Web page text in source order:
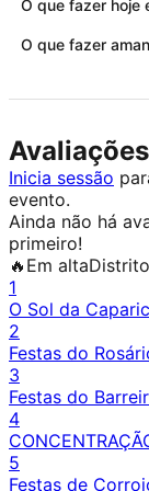
O que fazer hoje
O que fazer
Avaliações
Inicia sessão
evento.
Ainda não há
primeiro!
🔥 Em alta
1
O Sol da
2
Festas do
3
Festas do
4
5
Festas de